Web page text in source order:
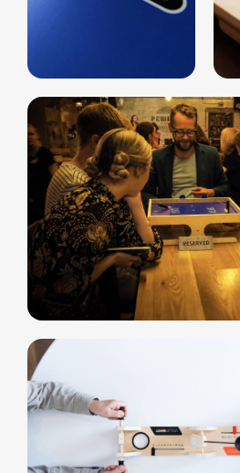
Отвечаем на звонки
Телеграм еще быстрее
Свяжитесь с
любым
для вас
+7 964 635-25-15
Витя